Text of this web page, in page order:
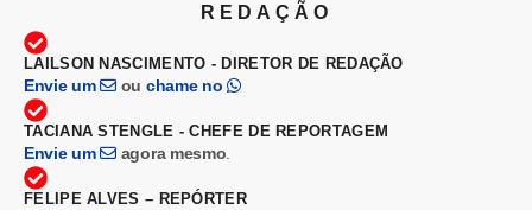
REDAÇÃO
LAILSON NASCIMENTO - DIRETOR DE REDAÇÃO
Envie um ou chame no
TACIANA STENGLE - CHEFE DE REPORTAGEM
Envie um agora mesmo
FELIPE ALVES – REPÓRTER